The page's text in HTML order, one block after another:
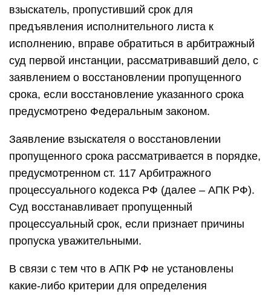
взыскатель, пропустивший срок для
предъявления исполнительного листа к
исполнению, вправе обратиться в арбитражный
суд первой инстанции, рассматривавший дело, с
заявлением о восстановлении пропущенного
срока, если восстановление указанного срока
предусмотрено Федеральным законом.
Заявление взыскателя о восстановлении
пропущенного срока рассматривается в порядке,
предусмотренном ст. 117 Арбитражного
процессуального кодекса РФ (далее – АПК РФ).
Суд восстанавливает пропущенный
процессуальный срок, если признает причины
пропуска уважительными.
В связи с тем что в АПК РФ не установлены
какие-либо критерии для определения